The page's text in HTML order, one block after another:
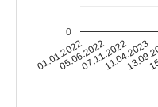
01.01.2022
05.06.2022
07.11.2022
11.04.2023
0